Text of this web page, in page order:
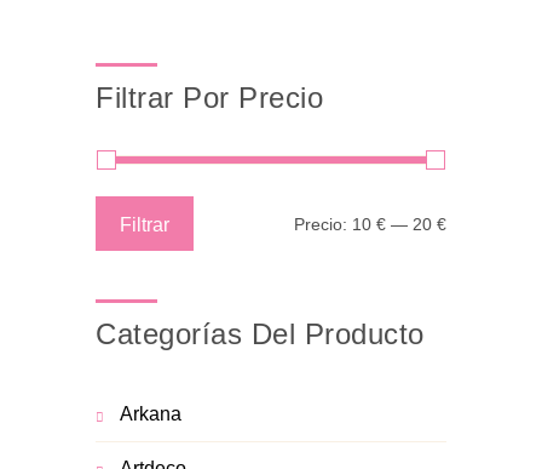
Filtrar Por Precio
Filtrar Precio: 10 € — 20 €
Categorías Del Producto
Arkana